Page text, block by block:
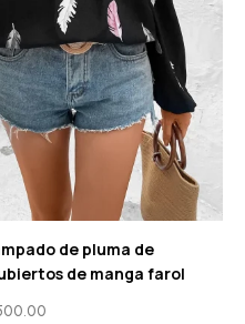
de pluma de
de manga farol